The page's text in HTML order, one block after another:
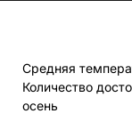
Средняя
Количество
осень